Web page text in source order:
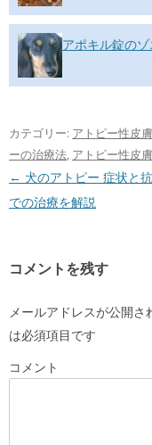
アポキル錠の
カテゴリー: アトピー性皮
ーの治療法, アトピー性皮
投稿ナビゲーション
← 犬のアトピー 症状と
での治療を解説
コメントを残す
メールアドレスが公開さ
は必須項目です
コメント